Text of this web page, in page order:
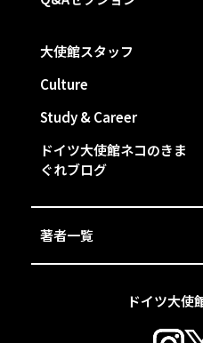
ドイツ大
大使館スタッフ
Culture
Study & Career
ドイツ大使館ネコのきま
ぐれブログ
著者一覧